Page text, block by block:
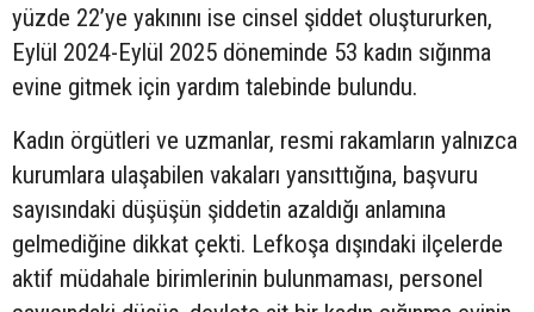
yüzde 22’ye yakınını ise cinsel şiddet oluştururken,
Eylül 2024-Eylül 2025 döneminde 53 kadın sığınma
evine gitmek için yardım talebinde bulundu.
Kadın örgütleri ve uzmanlar, resmi rakamların yalnızca
kurumlara ulaşabilen vakaları yansıttığına, başvuru
sayısındaki düşüşün şiddetin azaldığı anlamına
gelmediğine dikkat çekti. Lefkoşa dışındaki ilçelerde
aktif müdahale birimlerinin bulunmaması, personel